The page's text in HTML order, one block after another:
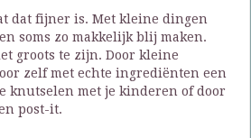
dat fijner is. Met kleine dingen
soms zo makkelijk blij maken.
groots te zijn. Door kleine
zelf met echte ingrediënten een
knutselen met je kinderen of door
post-it.